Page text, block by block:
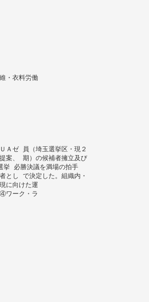
・衣料労働
Ａゼ 員（埼玉選挙区・現２
案、 期）の候補者擁立及び
必勝決議を満場の拍手
とし で決定した。組織内・
に向けた運
ワーク・ラ